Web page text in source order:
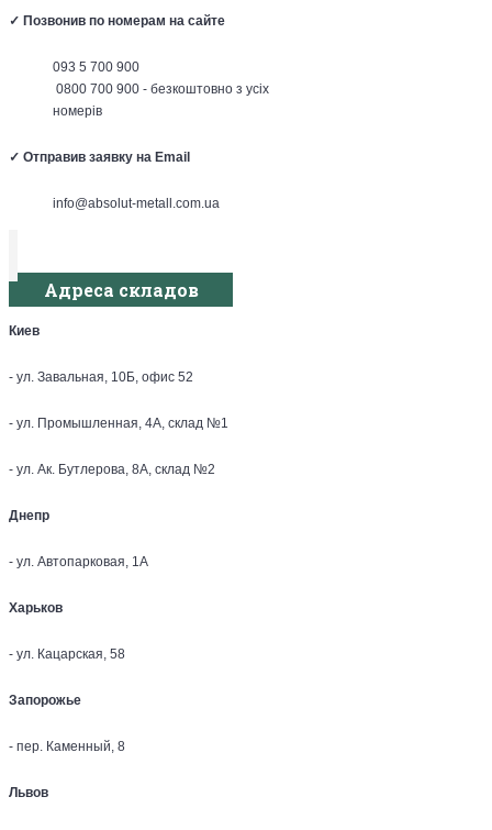
✓ Позвонив по номерам на сайте
093 5 700 900
0800 700 900 - безкоштовно з усіх
номерів
✓ Отправив заявку на Email
info@absolut-metall.com.ua
Адреса складов
Киев
- ул. Завальная, 10Б, офис 52
- ул. Промышленная, 4А, склад №1
- ул. Ак. Бутлерова, 8А, склад №2
Днепр
- ул. Автопарковая, 1А
Харьков
- ул. Кацарская, 58
Запорожье
- пер. Каменный, 8
Львов